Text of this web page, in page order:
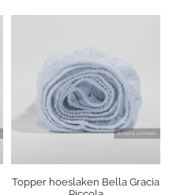
Topper hoeslaken Bella Gracia